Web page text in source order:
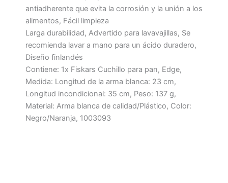
antiadherente que evita la corrosión y la unión a los
alimentos, Fácil limpieza
Larga durabilidad, Advertido para lavavajillas, Se
recomienda lavar a mano para un ácido duradero,
Diseño finlandés
Contiene: 1x Fiskars Cuchillo para pan, Edge,
Medida: Longitud de la arma blanca: 23 cm,
Longitud incondicional: 35 cm, Peso: 137 g,
Material: Arma blanca de calidad/Plástico, Color:
Negro/Naranja, 1003093